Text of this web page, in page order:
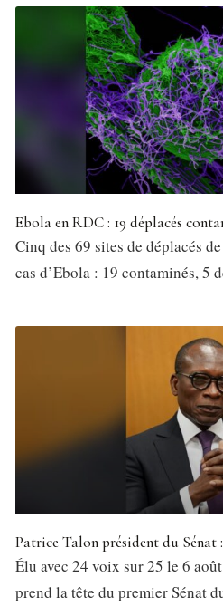
Ebola en RDC : 19 déplacés
Cinq des 69 sites de déplacés
cas d’Ebola : 19 contaminés, 5
Patrice Talon président du Sénat
Élu avec 24 voix sur 25 le 6
prend la tête du premier Sénat